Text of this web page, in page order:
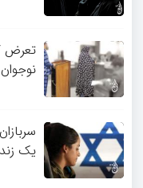
تعرض
نوجوان
یک